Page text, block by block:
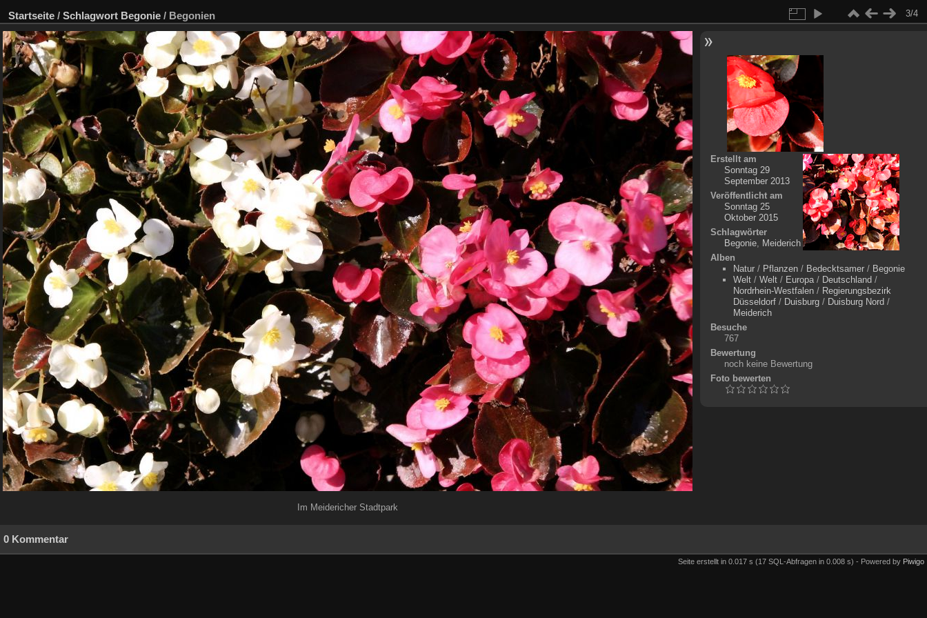
Startseite / Schlagwort Begonie / Begonien 3/4
Im Meidericher Stadtpark
Erstellt am
Sonntag 29
September 2013
Veröffentlicht am
Sonntag 25
Oktober 2015
Schlagwörter
Begonie, Meiderich
Alben
Natur/ Pflanzen/ Bedecktsamer/ Begonie
Welt/ Welt/ Europa/ Deutschland /
Nordrhein-Westfalen/ Regierungsbezirk
Düsseldorf/ Duisburg/ Duisburg Nord /
Meiderich
Besuche
767
Bewertung
noch keine Bewertung
Foto bewerten
0 Kommentar
Seite erstellt in 0.017 s (17 SQL-Abfragen in 0.008 s) - Powered by Piwigo